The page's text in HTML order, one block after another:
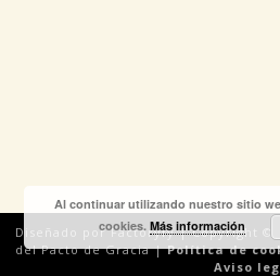
Diseñado por Factoryfy | Copyright ©
del Pacto de Gracia |Política de
Aviso
Al continuar utilizando nuestro sitio
cookies.Más información